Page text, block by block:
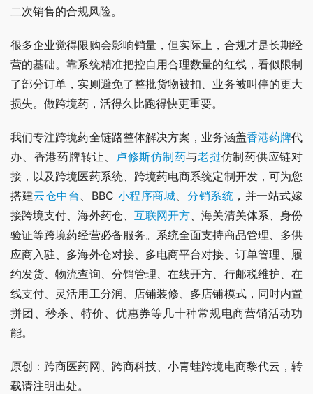
二次销售的合规风险。
很多企业觉得限购会影响销量，但实际上，合规才是长期经
营的基础。靠系统精准把控自用合理数量的红线，看似限制
了部分订单，实则避免了整批货物被扣、业务被叫停的更大
损失。做跨境药，活得久比跑得快更重要。
我们专注跨境药全链路整体解决方案，业务涵盖香港药牌代
办、香港药牌转让、
卢修斯仿制药与老挝仿制药供应链对
接，以及跨境医药系统、跨境药电商系统定制开发，可为您
搭建云仓中台 、BBC 小程序商城、 分销系统 ，并一站式嫁
接跨境支付、海外药仓、 互联网开方、海关清关体系、身份
验证等跨境药经营必备服务。系统全面支持商品管理、多供
应商入驻、多海外仓对接、多电商平台对接、订单管理、履
约发货、物流查询、分销管理、在线开方、行邮税维护、在
线支付、灵活用工分润、店铺装修、多店铺模式，同时内置
拼团、秒杀、特价、优惠券等几十种常规电商营销活动功
能。
原创：跨商医药网、跨商科技、小青蛙跨境电商黎代云，转
载请注明出处。